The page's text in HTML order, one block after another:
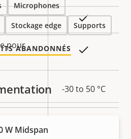
Oui
pour
-30 to 50 °C
Microphones
Stockage edge Supports
ABANDONNÉS
W Midspan